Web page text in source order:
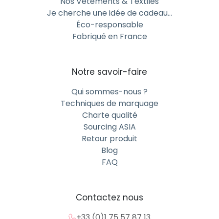
écoresponsables fabriqués à partir de matériaux
durables : bois recyclé, bambou, liège ou plastique
biosourcé. Une solution idéale pour les entreprises
souhaitant allier promotion et respect de
Porte-clé sur-mesure premium pour
Pour vos cadeaux d’affaires haut de gamme,
choisissez un porte-clé sur-mesure premium avec
des finitions en métal brossé, cuir ou alliage. Une
touche d’élégance qui valorise votre image auprès de
vos clients et partenaires.
personnalisation à votre disposition
Marquage sérigraphie ou transfert
Je cherche une idée de cadeau…
Éco-responsable
Fabriqué en France
Notre savoir-faire
Qui sommes-nous ?
Techniques de marquage
Charte qualité
Sourcing ASIA
Retour produit
Blog
FAQ
Contactez nous